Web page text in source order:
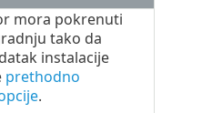
mora pokrenuti
tako da
instalacije
prethodno
.